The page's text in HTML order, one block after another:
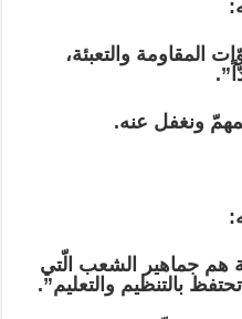
المقاومة والتعبئة،
ونغفل عنه.
هم جماهير الشعب الّتي
بالتنظيم والتعليم”.